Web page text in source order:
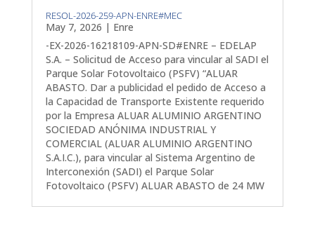
RESOL-2026-259-APN-ENRE#MEC
May 7, 2026 | Enre
-EX-2026-16218109-APN-SD#ENRE – EDELAP
S.A. – Solicitud de Acceso para vincular al SADI el
Parque Solar Fotovoltaico (PSFV) “ALUAR
ABASTO. Dar a publicidad el pedido de Acceso a
la Capacidad de Transporte Existente requerido
por la Empresa ALUAR ALUMINIO ARGENTINO
SOCIEDAD ANÓNIMA INDUSTRIAL Y
COMERCIAL (ALUAR ALUMINIO ARGENTINO
S.A.I.C.), para vincular al Sistema Argentino de
Interconexión (SADI) el Parque Solar
Fotovoltaico (PSFV) ALUAR ABASTO de 24 MW